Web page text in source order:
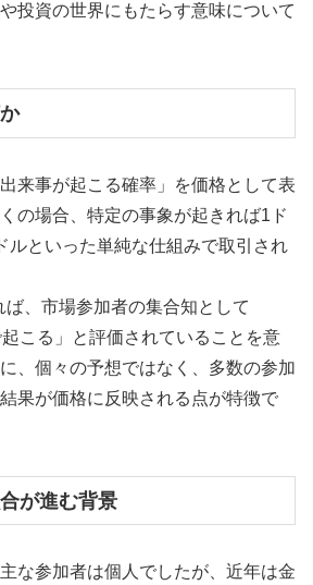
投資の世界にもたらす意味について
来事が起こる確率」を価格として表
の場合、特定の事象が起きれば1ド
ルといった単純な仕組みで取引され
、市場参加者の集合知として
起こる」と評価されていることを意
、個々の予想ではなく、多数の参加
果が価格に反映される点が特徴で
が進む背景
な参加者は個人でしたが、近年は金